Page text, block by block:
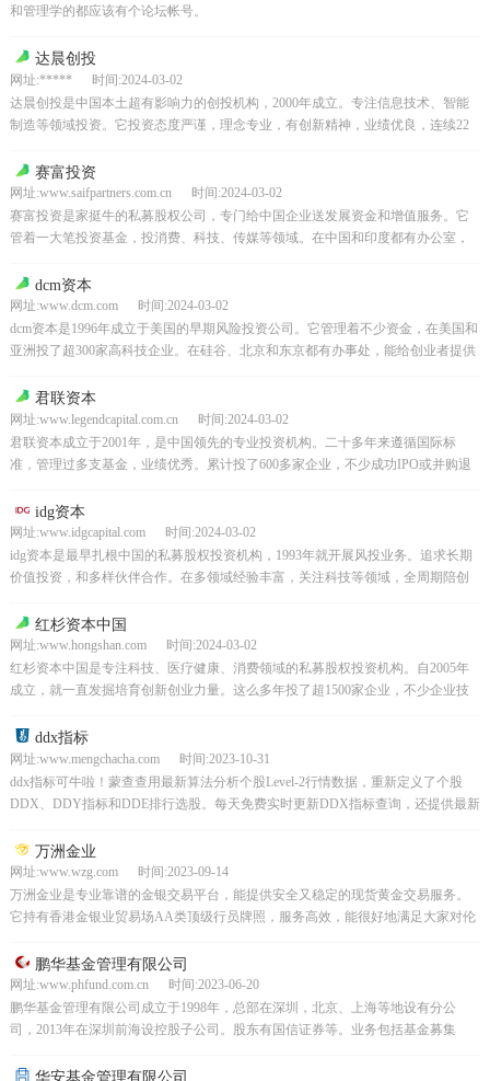
和管理学的都应该有个论坛帐号。
达晨创投
网址:***** 时间:2024-03-02
达晨创投是中国本土超有影响力的创投机构，2000年成立。专注信息技术、智能
制造等领域投资。它投资态度严谨，理念专业，有创新精神，业绩优良，连续22
赛富投资
网址:www.saifpartners.com.cn 时间:2024-03-02
赛富投资是家挺牛的私募股权公司，专门给中国企业送发展资金和增值服务。它
管着一大笔投资基金，投消费、科技、传媒等领域。在中国和印度都有办公室，
dcm资本
网址:www.dcm.com 时间:2024-03-02
dcm资本是1996年成立于美国的早期风险投资公司。它管理着不少资金，在美国和
亚洲投了超300家高科技企业。在硅谷、北京和东京都有办事处，能给创业者提供
君联资本
网址:www.legendcapital.com.cn 时间:2024-03-02
君联资本成立于2001年，是中国领先的专业投资机构。二十多年来遵循国际标
准，管理过多支基金，业绩优秀。累计投了600多家企业，不少成功IPO或并购退
idg资本
网址:www.idgcapital.com 时间:2024-03-02
idg资本是最早扎根中国的私募股权投资机构，1993年就开展风投业务。追求长期
价值投资，和多样伙伴合作。在多领域经验丰富，关注科技等领域，全周期陪创
红杉资本中国
网址:www.hongshan.com 时间:2024-03-02
红杉资本中国是专注科技、医疗健康、消费领域的私募股权投资机构。自2005年
成立，就一直发掘培育创新创业力量。这么多年投了超1500家企业，不少企业技
ddx指标
网址:www.mengchacha.com 时间:2023-10-31
ddx指标可牛啦！蒙查查用最新算法分析个股Level-2行情数据，重新定义了个股
DDX、DDY指标和DDE排行选股。每天免费实时更新DDX指标查询，还提供最新
万洲金业
网址:www.wzg.com 时间:2023-09-14
万洲金业是专业靠谱的金银交易平台，能提供安全又稳定的现货黄金交易服务。
它持有香港金银业贸易场AA类顶级行员牌照，服务高效，能很好地满足大家对伦
鹏华基金管理有限公司
网址:www.phfund.com.cn 时间:2023-06-20
鹏华基金管理有限公司成立于1998年，总部在深圳，北京、上海等地设有分公
司，2013年在深圳前海设控股子公司。股东有国信证券等。业务包括基金募集
华安基金管理有限公司